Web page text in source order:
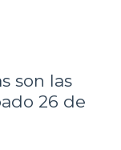
son las
26 de